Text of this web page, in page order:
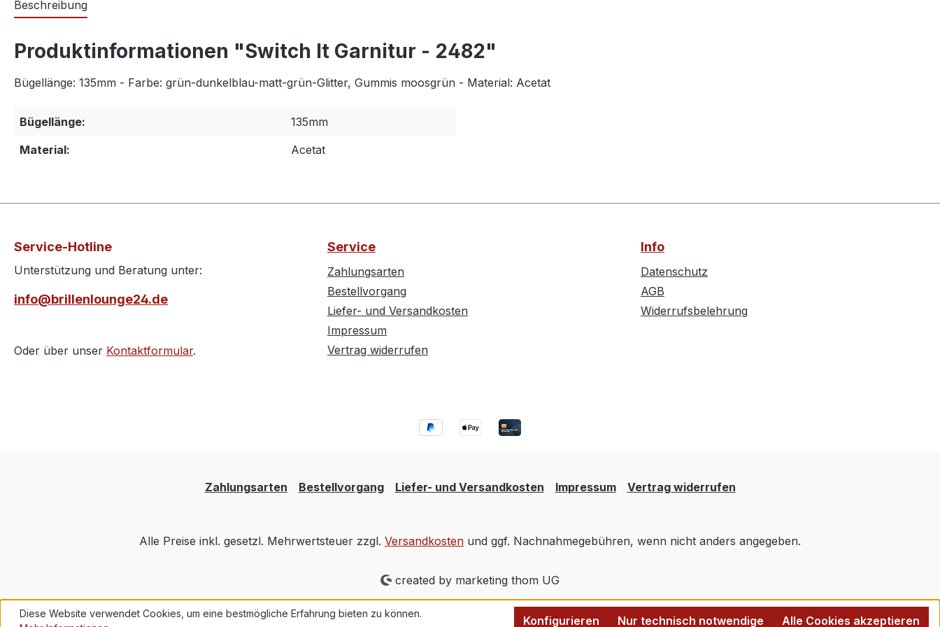
Beschreibung
Produktinformationen "Switch It Garnitur - 2482"
Bügellänge: 135mm - Farbe: grün-dunkelblau-matt-grün-Glitter, Gummis moosgrün - Material: Acetat
Bügellänge:
135mm
Material:
Acetat
Service-Hotline
Unterstützung und Beratung unter:
info@brillenlounge24.de
Oder über unser Kontaktformular.
Service
Zahlungsarten
Bestellvorgang
Liefer- und Versandkosten
Impressum
Vertrag widerrufen
Info
Datenschutz
AGB
Widerrufsbelehrung
Zahlungsarten Bestellvorgang Liefer- und Versandkosten Impressum Vertrag widerrufen
Alle Preise inkl. gesetzl. Mehrwertsteuer zzgl. Versandkosten und ggf. Nachnahmegebühren, wenn nicht anders angegeben.
created by marketing thom UG
Diese Website verwendet Cookies, um eine bestmögliche Erfahrung bieten zu können.
Nur technisch notwendige
Konfigurieren Alle Cookies akzeptieren